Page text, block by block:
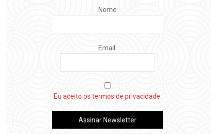
Nome
Email:
Eu aceito os termos de privacidade.